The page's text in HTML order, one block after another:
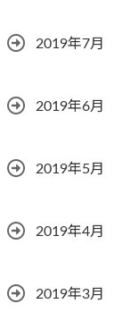
2019年7月
2019年6月
2019年5月
2019年4月
2019年3月